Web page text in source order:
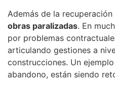
Además de la
obras paralizadas. En
por problemas
articulando gestiones a
construcciones. Un
abandono, están siendo